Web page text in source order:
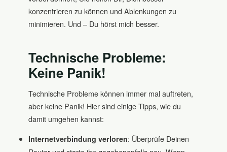
konzentrieren zu können und Ablenkungen zu
minimieren. Und – Du hörst mich besser.
Technische Probleme:
Keine Panik!
Technische Probleme können immer mal auftreten,
aber keine Panik! Hier sind einige Tipps, wie du
damit umgehen kannst:
Internetverbindung verloren: Überprüfe Deinen